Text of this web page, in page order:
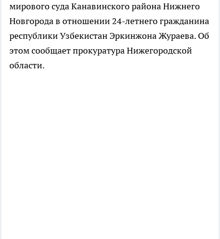
мирового суда Канавинского района Нижнего
Новгорода в отношении 24-летнего гражданина
республики Узбекистан Эркинжона Жураева. Об
этом сообщает прокуратура Нижегородской
области.